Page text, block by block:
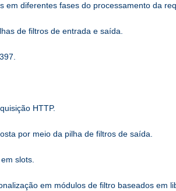
diferentes fases do processamento da
de filtros de entrada e saída.
HTTP.
por meio da pilha de filtros de saída.
slots.
em módulos de filtro baseados em